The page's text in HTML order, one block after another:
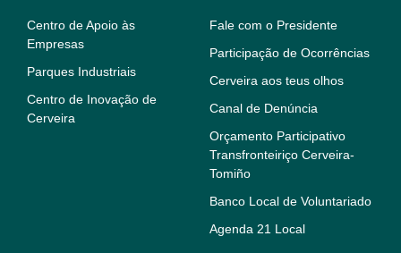
Centro de Apoio às
Empresas
Parques Industriais
Centro de Inovação de
Cerveira
Fale com o Presidente
Participação de Ocorrências
Cerveira aos teus olhos
Canal de Denúncia
Orçamento Participativo
Transfronteiriço Cerveira-
Tomiño
Banco Local de Voluntariado
Agenda 21 Local